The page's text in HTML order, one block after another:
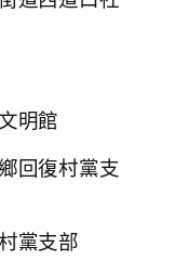
明館
回復村黨支
黨支部